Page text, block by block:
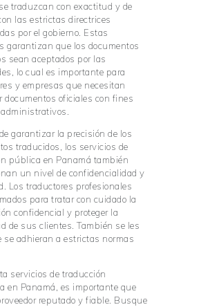
traduzcan con exactitud y de
las estrictas directrices
por el gobierno. Estas
garantizan que los documentos
sean aceptados por las
lo cual es importante para
y empresas que necesitan
documentos oficiales con fines
garantizar la precisión de los
traducidos, los servicios de
pública en Panamá también
un nivel de confidencialidad y
Los traductores profesionales
para tratar con cuidado la
confidencial y proteger la
de sus clientes. También se les
se adhieran a estrictas normas
servicios de traducción
en Panamá, es importante que
reputado y fiable. Busque